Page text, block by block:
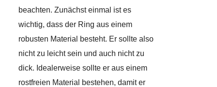
beachten. Zunächst einmal ist es
wichtig, dass der Ring aus einem
robusten Material besteht. Er sollte also
nicht zu leicht sein und auch nicht zu
dick. Idealerweise sollte er aus einem
rostfreien Material bestehen, damit er